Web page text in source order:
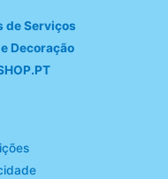
de Serviços
Decoração